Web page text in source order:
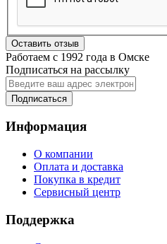
Оставить отзыв
Работаем с 1992 года в Омске
Подписаться на рассылку
Подписаться
Информация
О компании
Оплата и доставка
Покупка в кредит
Сервисный центр
Поддержка